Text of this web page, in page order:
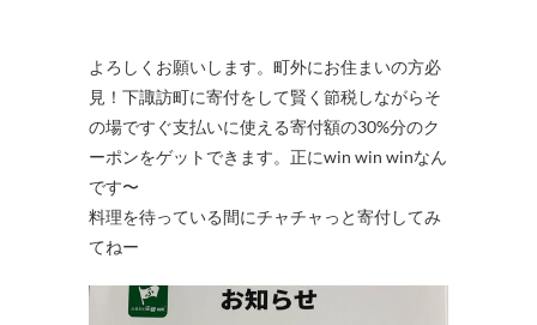
よろしくお願いします。町外にお住まいの方必
見！下諏訪町に寄付をして賢く節税しながらそ
の場ですぐ支払いに使える寄付額の30%分のク
ーポンをゲットできます。正にwin win winなん
です〜
料理を待っている間にチャチャっと寄付してみ
てねー